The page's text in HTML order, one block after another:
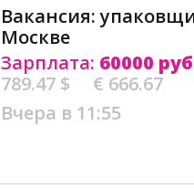
Вакансия:
Москве
Зарплата: 60000
789.47 $
€ 666.67
Вчера в 11:55